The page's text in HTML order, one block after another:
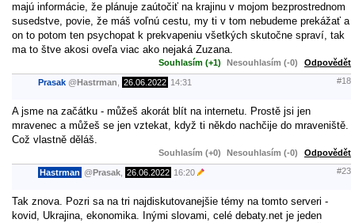
majú informácie, že plánuje zaútočiť na krajinu v mojom bezprostrednom
susedstve, povie, že máš voľnú cestu, my ti v tom nebudeme prekážať a
on to potom ten psychopat k prekvapeniu všetkých skutočne spraví, tak
ma to štve akosi oveľa viac ako nejaká Zuzana.
Souhlasím (+1) Nesouhlasím (-0) Odpovědět
Prasak @Hastrman 26.06.2022 14:31 #18
A jsme na začátku - můžeš akorát blít na internetu. Prostě jsi jen
mravenec a můžeš se jen vztekat, když ti někdo nachčije do mraveniště.
Což vlastně děláš.
Souhlasím (+0) Nesouhlasím (-0) Odpovědět
Hastrman @Prasak 26.06.2022 16:20 #23
Tak znova. Pozri sa na tri najdiskutovanejšie témy na tomto serveri -
kovid, Ukrajina, ekonomika. Inými slovami, celé debaty.net je jeden